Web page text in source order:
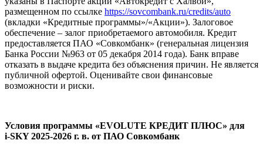
размещенном по ссылке https://sovcombank.ru/credits/auto
(вкладки «Кредитные программы»/«Акции»). Залоговое
обеспечение – залог приобретаемого автомобиля. Кредит
предоставляется ПАО «Совкомбанк» (генеральная лицензия
Банка России №963 от 05 декабря 2014 года). Банк вправе
отказать в выдаче кредита без объяснения причин. Не является
публичной офертой. Оценивайте свои финансовые
возможности и риски.
Условия программы «EVOLUTE КРЕДИТ ПЛЮС» для
i‑SKY 2025-2026 г. в. от ПАО Совкомбанк